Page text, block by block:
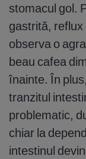
stomacul gol.
gastrită,
observa o
beau cafea
înainte. În
tranzitul
problematic,
chiar la
intestinul